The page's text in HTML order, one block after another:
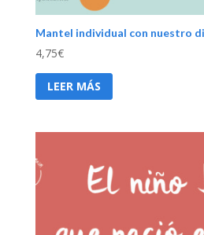
Mantel individual con nuestro
4,75€
LEER MÁS